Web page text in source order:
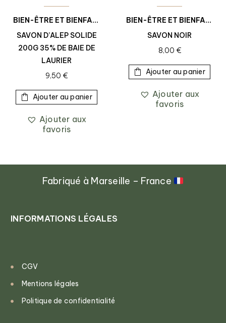
BIEN-ÊTRE ET BIENFAITS
SAVON D’ALEP SOLIDE
200G 35% DE BAIE DE
LAURIER
9,50 €
Ajouter au panier
Ajouter aux
favoris
BIEN-ÊTRE ET BIENFAITS
SAVON NOIR
8,00 €
Ajouter au panier
Ajouter aux
favoris
Fabriqué à Marseille – France
INFORMATIONS LÉGALES
CGV
Mentions légales
Politique de confidentialité